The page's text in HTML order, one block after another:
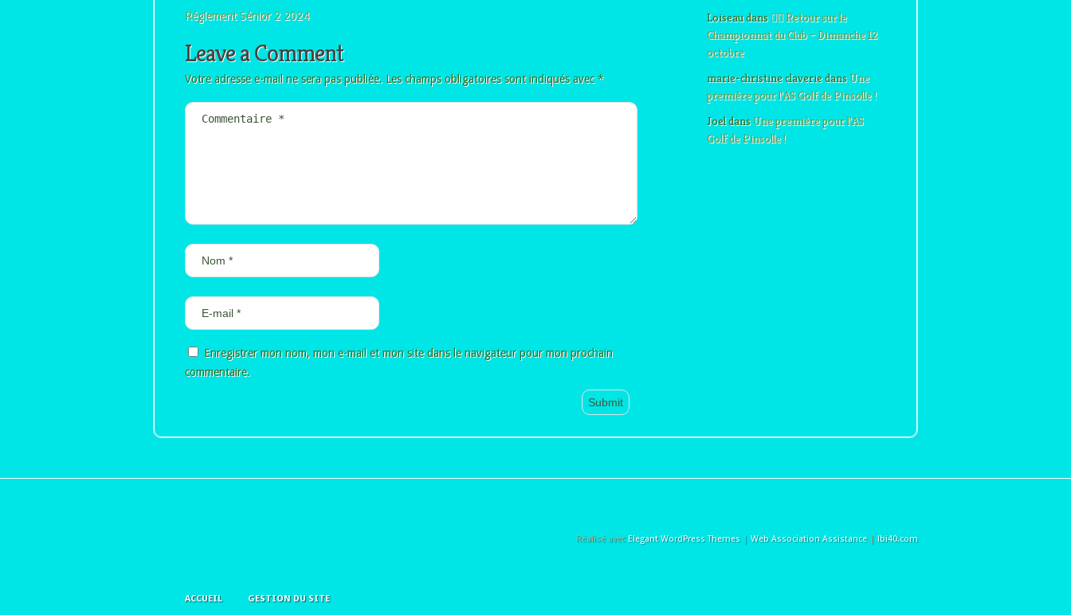
Réglement Sénior 2 2024
Leave a Comment
Votre adresse e-mail ne sera pas publiée. Les champs obligatoires sont indiqués avec*
Enregistrer mon nom, mon e-mail et mon site dans le navigateur pour mon prochain
commentaire.
Loiseaudans🏌️‍♂️ Retour sur le
Championnat du Club – Dimanche 12
octobre
marie-christine claveriedansUne
première pour l’AS Golf de Pinsolle !
JoeldansUne première pour l’AS
Golf de Pinsolle !
Réalisé avecElegant WordPress Themes | Web Association Assistance| lbi40.com
ACCUEIL GESTION DU SITE